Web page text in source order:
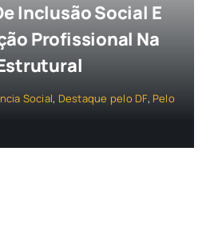
Inclusão Social E
Profissional Na
Social, Destaque pelo DF, Pelo